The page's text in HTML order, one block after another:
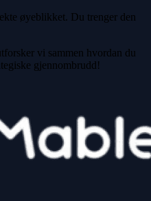
øyeblikket. Du trenger den
vi sammen hvordan du
gjennombrudd!